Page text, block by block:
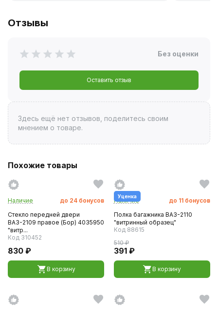
Отзывы
Без оценки
Оставить отзыв
Здесь ещё нет отзывов, поделитесь своим
мнением о товаре.
Похожие товары
Наличие до 24 бонусов
Стекло передней двери
ВАЗ-2109 правое (Бор) 4035950
"витр...
Код 310452
830 ₽
В корзину
Уценка
Наличие до 11 бонусов
Полка багажника ВАЗ-2110
"витринный образец"
Код 88615
510 ₽
391 ₽
В корзину